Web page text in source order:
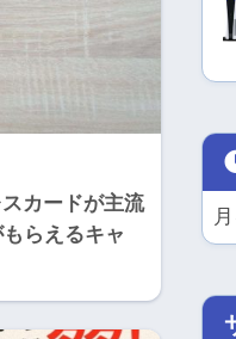
カードが主流
らえるキャ